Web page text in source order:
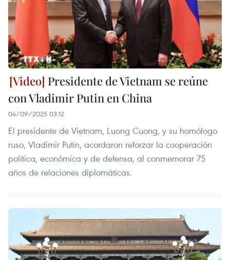
Presidente de Vietnam se reúne
con Vladimir Putin en China
04/09/2025 03:12
El presidente de Vietnam, Luong Cuong, y su homólogo
ruso, Vladimir Putin, acordaron reforzar la cooperación
política, económica y de defensa, al conmemorar 75
años de relaciones diplomáticas.